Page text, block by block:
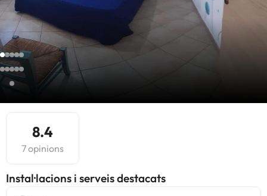
8.4
7 opinions
Instal·lacions i serveis destacats